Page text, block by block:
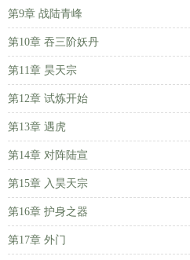
第9章 战陆青峰
第10章 吞三阶妖丹
第11章 昊天宗
第12章 试炼开始
第13章 遇虎
第14章 对阵陆宣
第15章 入昊天宗
第16章 护身之器
第17章 外门